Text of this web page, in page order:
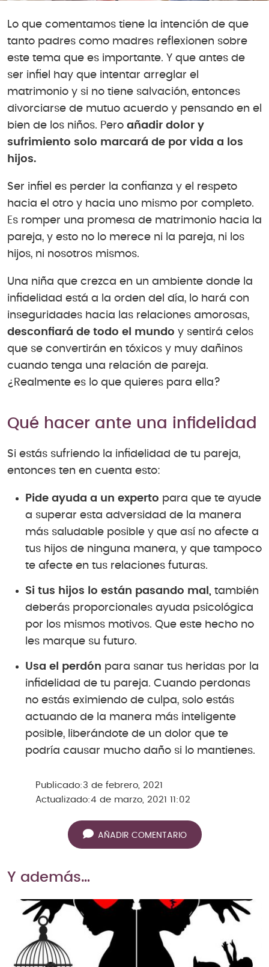
Lo que comentamos tiene la intención de que
tanto padres como madres reflexionen sobre
este tema que es importante. Y que antes de
ser infiel hay que intentar arreglar el
matrimonio y si no tiene salvación, entonces
divorciarse de mutuo acuerdo y pensando en el
bien de los niños. Pero añadir dolor y
sufrimiento solo marcará de por vida a los
hijos.
Ser infiel es perder la confianza y el respeto
hacia el otro y hacia uno mismo por completo.
Es romper una promesa de matrimonio hacia la
pareja, y esto no lo merece ni la pareja, ni los
hijos, ni nosotros mismos.
Una niña que crezca en un ambiente donde la
infidelidad está a la orden del día, lo hará con
inseguridades hacia las relaciones amorosas,
desconfiará de todo el mundo y sentirá celos
que se convertirán en tóxicos y muy dañinos
cuando tenga una relación de pareja.
¿Realmente es lo que quieres para ella?
Qué hacer ante una infidelidad
Si estás sufriendo la infidelidad de tu pareja,
entonces ten en cuenta esto:
Pide ayuda a un experto para que te ayude
a superar esta adversidad de la manera
más saludable posible y que así no afecte a
tus hijos de ninguna manera, y que tampoco
te afecte en tus relaciones futuras.
Si tus hijos lo están pasando mal, también
deberás proporcionales ayuda psicológica
por los mismos motivos. Que este hecho no
les marque su futuro.
Usa el perdón para sanar tus heridas por la
infidelidad de tu pareja. Cuando perdonas
no estás eximiendo de culpa, solo estás
actuando de la manera más inteligente
posible, liberándote de un dolor que te
podría causar mucho daño si lo mantienes.
Publicado: 3 de febrero, 2021
Actualizado:4 de marzo, 2021 11:02
AÑADIR COMENTARIO
Y además…